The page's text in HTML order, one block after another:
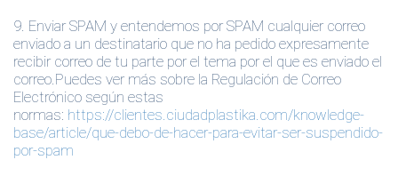
9. Enviar SPAM y entendemos por SPAM cualquier correo
enviado a un destinatario que no ha pedido expresamente
recibir correo de tu parte por el tema por el que es enviado el
correo.Puedes ver más sobre la Regulación de Correo
Electrónico según estas
normas: https://clientes.ciudadplastika.com/knowledge-
base/article/que-debo-de-hacer-para-evitar-ser-suspendido-
por-spam